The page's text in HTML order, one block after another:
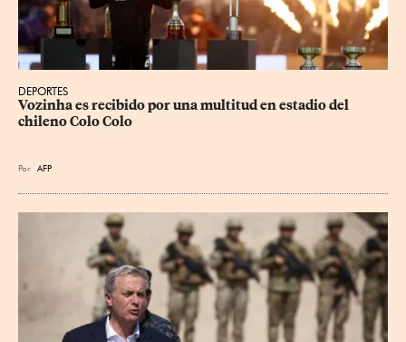
DEPORTES
Vozinha es recibido por una multitud en estadio del
chileno Colo Colo
Por AFP